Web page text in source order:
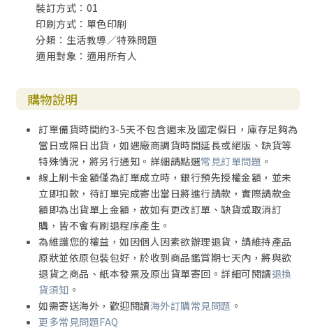
裝訂方式：01
印刷方式：單色印刷
分類：生活教導／特殊問題
適用對象：適用所有人
購物說明
訂單備貨時間約3-5天不包含週末及國定假日，庫存足夠為
當日或隔日出貨，如遇廠商調貨時間延長或絕版、缺貨等
特殊情況，將另行通知。詳細請點選常見訂單問題 。
線上刷卡金額僅為訂單成立時，銀行預先授權金額，並未
立即扣款，待訂單完成寄出當日將進行請款，實際請款金
額即為出貨單上金額，故如有更改訂單、缺貨或取消訂
購，皆不會有刷退程序產生。
為維護您的權益，如因個人因素欲辦理退貨，請維持產品
原狀並依原包裝包好，於收到商品鑑賞期七天內，將與欲
退貨之商品、紙本發票及原出貨單寄回。詳細可閱讀退換
貨須知 。
如需寄送海外，歡迎閱讀海外訂購常見問題 。
更多常見問題FAQ